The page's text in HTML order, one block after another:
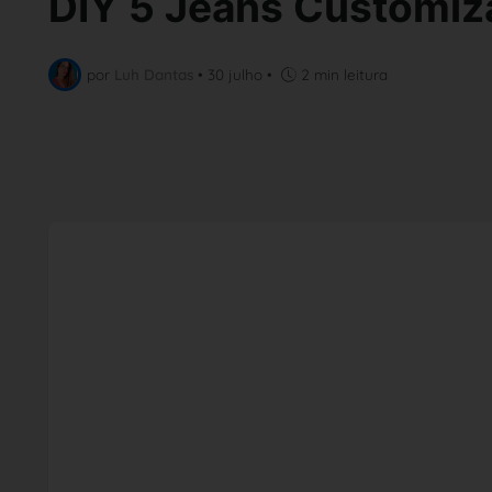
por • 30 julho • 2 min leitura